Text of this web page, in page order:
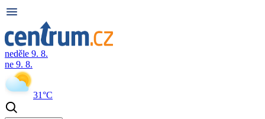
neděle 9. 8.
ne 9. 8.
31°C